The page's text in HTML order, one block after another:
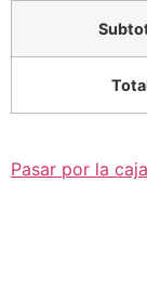
Pasar por la caja